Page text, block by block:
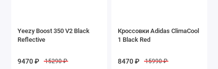
Yeezy Boost 350 V2 Black
Reflective
9470 ₽ 15290 ₽
Кроссовки Adidas ClimaCool
1 Black Red
8470 ₽ 15990 ₽